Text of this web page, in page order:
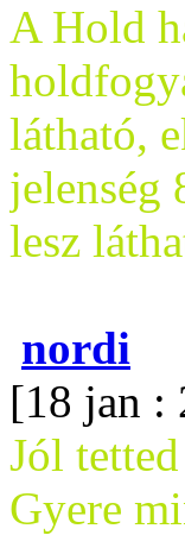
A Hold
látható,
jelenség
lesz
nordi
[18 jan :
Jól
Gyere